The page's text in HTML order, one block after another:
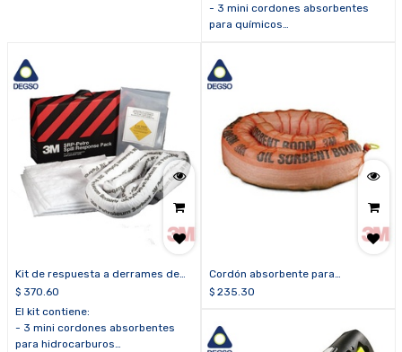
- 3 mini cordones absorbentes
para químicos
químicos
- 1 bolsa de disposición temporal
- 1 caja de cartón para transporte
señalización de advertencia
Kit de respuesta a derrames de
hidrocarburos 3M™ SRP-PETRO
$ 370.60
El kit contiene:
- 3 mini cordones absorbentes
para hidrocarburos
Cordón absorbente para
hidrocarburos 3M™ T-270 (cordón
$ 235.30